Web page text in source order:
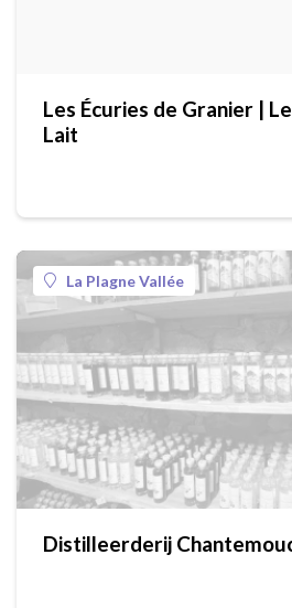
Les Écuries de Granier |
Lait
La Plagne Vallée
Distilleerderij